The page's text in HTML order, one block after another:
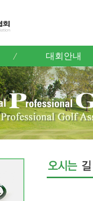
대회안내